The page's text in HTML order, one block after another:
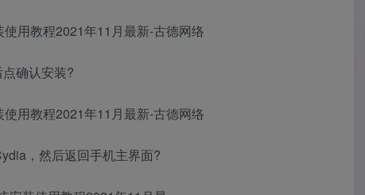
确认安装?
，然后返回手机主界面?